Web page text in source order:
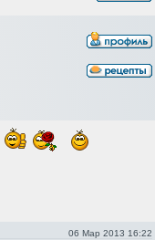
06 Мар 2013 16:22